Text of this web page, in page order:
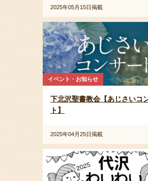
2025年05月15日掲載
イベント・お知らせ
下北沢聖書教会【あじさいコ
ト】
2025年04月25日掲載